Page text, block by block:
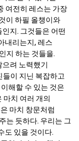
여전히 레스는 가장
이 하필 올챙이와
지. 그것들은 어떤
내리는지, 레스
지 하는 것들을.
려 노력했기
들이 지닌 복잡하고
해할 수 있는 것은
마치 여러 개의
마치 창문처럼
는 듯하다. 우리는 그
도 있을 것이다.